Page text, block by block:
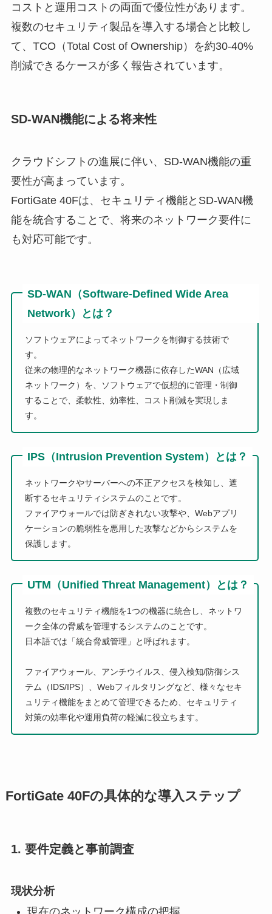
コストと運用コストの両面で優位性があります。
複数のセキュリティ製品を導入する場合と比較し
て、TCO（Total Cost of Ownership）を約30-40%
削減できるケースが多く報告されています。
SD-WAN機能による将来性
クラウドシフトの進展に伴い、SD-WAN機能の重
要性が高まっています。
FortiGate 40Fは、セキュリティ機能とSD-WAN機
能を統合することで、将来のネットワーク要件に
も対応可能です。
SD-WAN（Software-Defined Wide Area
Network）とは？
ソフトウェアによってネットワークを制御する技術で
す。
従来の物理的なネットワーク機器に依存したWAN（広域
ネットワーク）を、ソフトウェアで仮想的に管理・制御
することで、柔軟性、効率性、コスト削減を実現しま
す。
IPS（Intrusion Prevention System）とは？
ネットワークやサーバーへの不正アクセスを検知し、遮
断するセキュリティシステムのことです。
ファイアウォールでは防ぎきれない攻撃や、Webアプリ
ケーションの脆弱性を悪用した攻撃などからシステムを
保護します。
UTM（Unified Threat Management）とは？
複数のセキュリティ機能を1つの機器に統合し、ネットワ
ーク全体の脅威を管理するシステムのことです。
日本語では「統合脅威管理」と呼ばれます。
ファイアウォール、アンチウイルス、侵入検知/防御シス
テム（IDS/IPS）、Webフィルタリングなど、様々なセキ
ュリティ機能をまとめて管理できるため、セキュリティ
対策の効率化や運用負荷の軽減に役立ちます。
FortiGate 40Fの具体的な導入ステップ
1. 要件定義と事前調査
現状分析
現在のネットワーク構成の把握